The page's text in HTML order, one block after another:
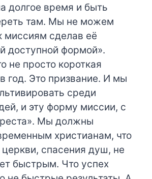
долгое время и быть
там. Мы не можем
миссиям сделав её
доступной формой».
не просто короткая
год. Это призвание. И мы
среди
и эту форму миссии, с
Мы должны
христианам, что
спасения душ, не
быстрым. Что успех